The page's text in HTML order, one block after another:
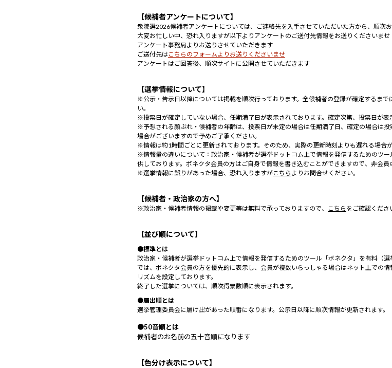
【候補者アンケートについて】
衆院選2026候補者アンケートについては、ご連絡先を入手させていただいた方から、順次
大変お忙しい中、恐れ入りますが以下よりアンケートのご送付先情報をお送りくださいませ
アンケート事務局よりお送りさせていただきます
ご送付先はこちらのフォームよりお送りくださいませ
アンケートはご回答後、順次サイトに公開させていただきます
【選挙情報について】
※公示・告示日以降については掲載を順次行っております。全候補者の登録が確定するま
い。
※投票日が確定していない場合、任期満了日が表示されております。確定次第、投票日が表
※予想される顔ぶれ・候補者の年齢は、投票日が未定の場合は任期満了日、確定の場合は
場合がございますので予めご了承ください。
※情報は約1時間ごとに更新されております。そのため、実際の更新時刻よりも遅れる場合が
※情報量の違いについて：政治家・候補者が選挙ドットコム上で情報を発信するためのツー
供しております。ボネクタ会員の方はご自身で情報を書き込むことができますので、非会員
※選挙情報に誤りがあった場合、恐れ入りますがこちら よりお問合せください。
【候補者・政治家の方へ】
※政治家・候補者情報の掲載や変更等は無料で承っておりますので、 こちら をご確認くださ
【並び順について】
●標準とは
政治家・候補者が選挙ドットコム上で情報を発信するためのツール「ボネクタ」を有料（
では、ボネクタ会員の方を優先的に表示し、会員が複数いらっしゃる場合はネット上での
リズムを設定しております。
終了した選挙については、順次得票数順に表示されます。
●届出順とは
選挙管理委員会に届け出があった順番になります。公示日以降に順次情報が更新されます。
●50音順とは
候補者のお名前の五十音順になります
【色分け表示について】